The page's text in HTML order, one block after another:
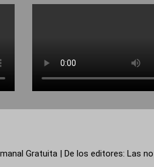
Gratuita | De los editores: Las